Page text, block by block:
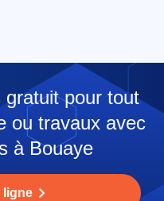
pour tout
ou travaux avec
à Bouaye
ligne